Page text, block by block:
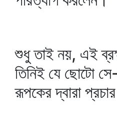
শুধু তাই নয়, এই
তিনিই যে ছোটো
রূপকের দ্বারা